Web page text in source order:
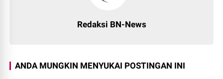
Redaksi BN-News
ANDA MUNGKIN MENYUKAI POSTINGAN INI